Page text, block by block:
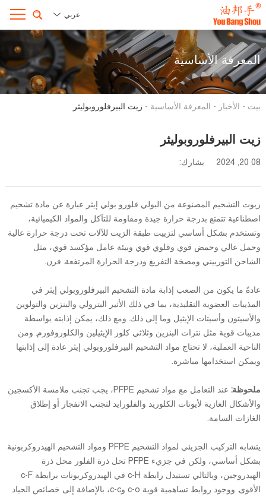
عربي
المعرفة الأساسية
بيت - الأخبار - المعرفة الأساسية - زيت البيرفلوروبوليثر
زيت البيرفلوروبوليثر
08 20, 2024 يشارك:
زيوت التشحيم المصنوعة من البولي فلورو بولي إيثر عبارة عن مادة تشحيم
اصطناعية تتمتع بدرجة حرارة جيدة ومقاومة للتآكل والمواد الكيميائية،
وتستخدم بشكل أساسي لتزييت طبقة الزيت للآلات تحت درجة حرارة عالية
وحمل عالي وحمض قوي وقلوي قوي وبيئة عامل مؤكسد قوي، مثل
الشاحن التوربيني ومضخة التفريغ ودرجة الحرارة المرتفعة. فرن.
عادةً ما يكون من الصعب إذابة مادة التشحيم البيرفلوروبولي إيثر في
المذيبات العضوية التقليدية، بما في ذلك الأثير البترولي والبنزين والتولوين
والأسيتون وأسيتات الإيثيل وما إلى ذلك. ومع ذلك، يمكن إذابته بواسطة
مذيبات قوية مثل نترات البنزين وثلاثي كلور الإيثيلين والكلوروفورم. ومن
الناحية العملية، لا تحتاج مواد التشحيم البيرفلوروبولي إيثر عادة إلى إذابتها
ويمكن استخدامها مباشرة.
ملحوظة:
عند التعامل مع مواد تشحيم PFPE، يجب تجنب ملامسة الأكسجين
والأشكال الغازية لأيونات الكلوريد والفلورايد لتجنب الانفجار أو إطلاق
الغازات السامة.
يتشابه التركيب الجزيئي لمواد التشحيم PFPE ومواد التشحيم الهيدروكربونية
بشكل أساسي، ولكن في جزيء PFPE تحل ذرة الفلور محل ذرة
الهيدروجين، وبالتالي تستبدل رابطة c-H في الهيدروكربونات برابطة c-F
الأقوى. ووجود روابط تساهمية قوية c-o وc-c، بالإضافة إلى خصائص الحياد